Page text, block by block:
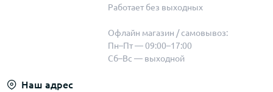
Работает без выходных
Офлайн магазин / самовывоз:
Пн–Пт — 09:00–17:00
Сб–Вс — выходной
Наш адрес